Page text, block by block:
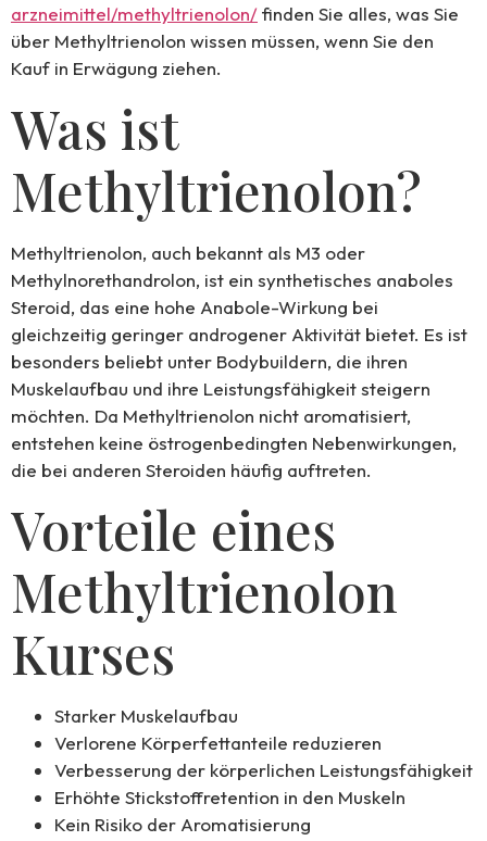
arzneimittel/methyltrienolon/finden Sie alles, was Sie
über Methyltrienolon wissen müssen, wenn Sie den
Kauf in Erwägung ziehen.
Was ist
Methyltrienolon?
Methyltrienolon, auch bekannt als M3 oder
Methylnorethandrolon, ist ein synthetisches anaboles
Steroid, das eine hohe Anabole-Wirkung bei
gleichzeitig geringer androgener Aktivität bietet. Es ist
besonders beliebt unter Bodybuildern, die ihren
Muskelaufbau und ihre Leistungsfähigkeit steigern
möchten. Da Methyltrienolon nicht aromatisiert,
entstehen keine östrogenbedingten Nebenwirkungen,
die bei anderen Steroiden häufig auftreten.
Vorteile eines
Methyltrienolon
Kurses
Starker Muskelaufbau
Verlorene Körperfettanteile reduzieren
Verbesserung der körperlichen Leistungsfähigkeit
Erhöhte Stickstoffretention in den Muskeln
Kein Risiko der Aromatisierung